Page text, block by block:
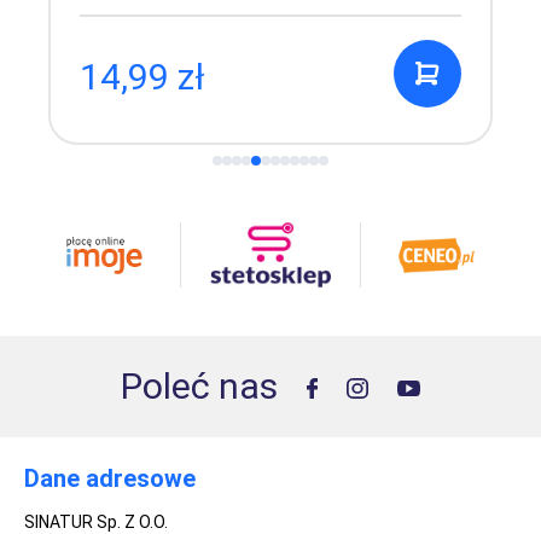
14,99 zł
Poleć nas
Dane adresowe
SINATUR Sp. Z O.O.